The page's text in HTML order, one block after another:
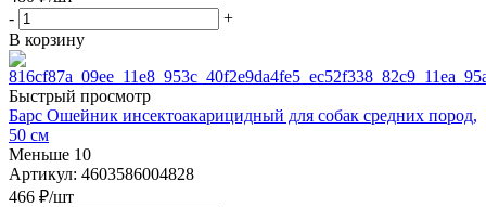
-
+
В корзину
Быстрый просмотр
Барс Ошейник инсектоакарицидный для собак средних пород,
50 см
Меньше 10
Артикул: 4603586004828
466 ₽/шт